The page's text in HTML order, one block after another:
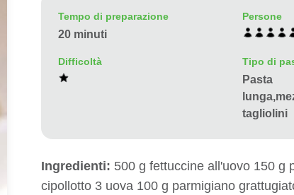
Tempo di preparazione
20 minuti
Persone
Difficoltà Tipo di
Pasta
tagliolini
Ingredienti: 500 g fettuccine all'uovo 150 g
cipollotto 3 uova 100 g parmigiano